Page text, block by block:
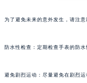
为了避免未来的意外发生，请注
防水性检查：定期检查手表的防水
避免剧烈运动：尽量避免在剧烈运